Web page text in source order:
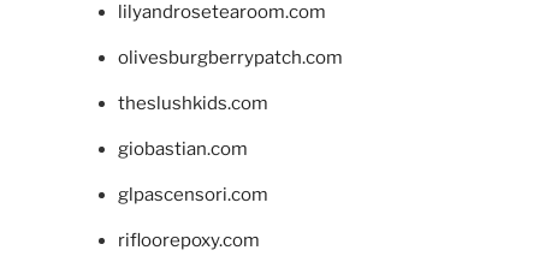
lilyandrosetearoom.com
olivesburgberrypatch.com
theslushkids.com
giobastian.com
glpascensori.com
rifloorepoxy.com